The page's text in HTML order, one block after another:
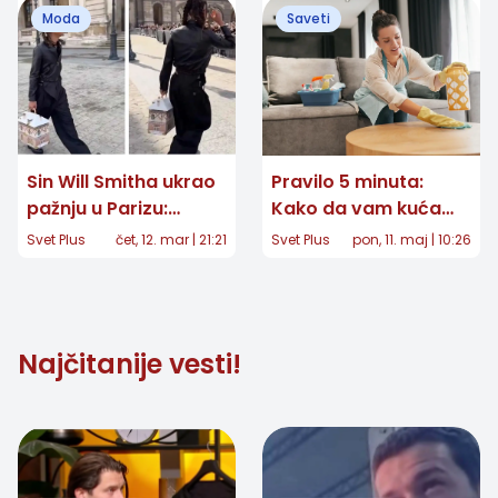
traje čitav vek
Moda
Sin Will Smitha ukrao
pažnju u Parizu:
Torba u obliku kuće
Svet Plus čet, 12. mar | 21:21
Saveti
Pravilo 5 minuta:
Kako da vam kuća
uvek blista bez
Svet Plus pon, 11. maj | 10:26
Najčitanije vesti!